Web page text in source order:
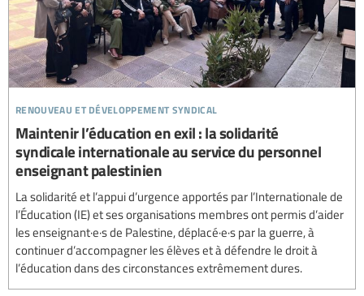
renouveau et développement syndical
Maintenir l’éducation en exil : la solidarité
syndicale internationale au service du personnel
enseignant palestinien
La solidarité et l’appui d’urgence apportés par l’Internationale de
l’Éducation (IE) et ses organisations membres ont permis d’aider
les enseignant·e·s de Palestine, déplacé·e·s par la guerre, à
continuer d’accompagner les élèves et à défendre le droit à
l’éducation dans des circonstances extrêmement dures.